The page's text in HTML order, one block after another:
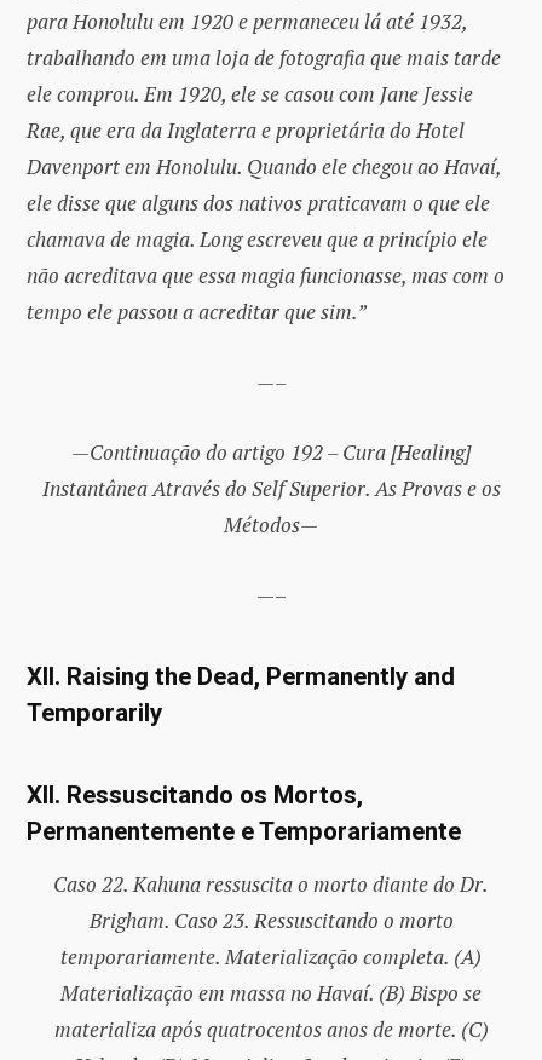
para Honolulu em 1920 e permaneceu lá até 1932,
trabalhando em uma loja de fotografia que mais tarde
ele comprou. Em 1920, ele se casou com Jane Jessie
Rae, que era da Inglaterra e proprietária do Hotel
Davenport em Honolulu. Quando ele chegou ao Havaí,
ele disse que alguns dos nativos praticavam o que ele
chamava de magia. Long escreveu que a princípio ele
não acreditava que essa magia funcionasse, mas com o
tempo ele passou a acreditar que sim.”
—–
—Continuação do artigo 192 – Cura [Healing]
Instantânea Através do Self Superior. As Provas e os
Métodos—
—–
XII. Raising the Dead, Permanently and
Temporarily
XII. Ressuscitando os Mortos,
Permanentemente e Temporariamente
Caso 22. Kahuna ressuscita o morto diante do Dr.
Brigham. Caso 23. Ressuscitando o morto
temporariamente. Materialização completa. (A)
Materialização em massa no Havaí. (B) Bispo se
materializa após quatrocentos anos de morte. (C)